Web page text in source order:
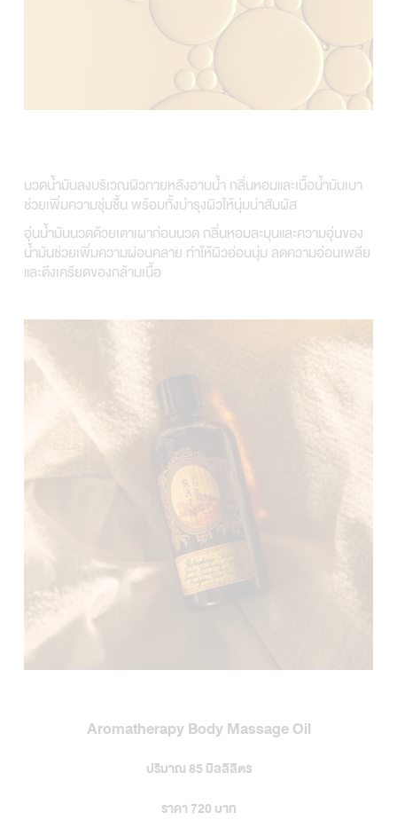
นวดน้ำมันลงบริเวณผิวกายหลังอาบน้ำ กลิ่นหอมและเนื้อน้ำมันเบา
ช่วยเพิ่มความชุ่มชื้น พร้อมทั้งบำรุงผิวให้นุ่มน่าสัมผัส
อุ่นน้ำมันนวดด้วยเตาเผาก่อนนวด กลิ่นหอมละมุนและความอุ่นของ
น้ำมันช่วยเพิ่มความผ่อนคลาย ทำให้ผิวอ่อนนุ่ม ลดความอ่อนเพลีย
และตึงเครียดของกล้ามเนื้อ
Aromatherapy Body Massage Oil
ปริมาณ 85 มิลลิลิตร
ราคา 720 บาท